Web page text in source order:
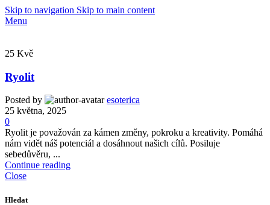
Skip to navigation Skip to main content
Menu
25 Kvě
Ryolit
Posted by
esoterica
25 května, 2025
0
Ryolit je považován za kámen změny, pokroku a kreativity. Pomáhá
nám vidět náš potenciál a dosáhnout našich cílů. Posiluje
sebedůvěru, ...
Continue reading
Close
Hledat